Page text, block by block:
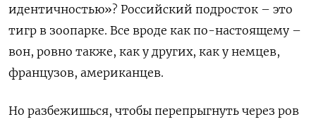
идентичностью»? Российский подросток – это
тигр в зоопарке. Все вроде как по-настоящему –
вон, ровно также, как у других, как у немцев,
французов, американцев.
Но разбежишься, чтобы перепрыгнуть через ров